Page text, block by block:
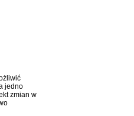
jedno
zmian w